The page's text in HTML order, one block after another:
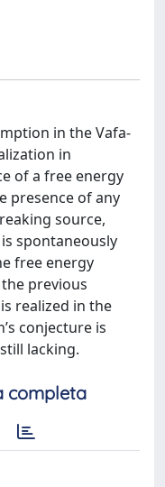
in the Vafa-
in
of a free energy
presence of any
source,
spontaneously
free energy
previous
realized in the
conjecture is
lacking.
completa